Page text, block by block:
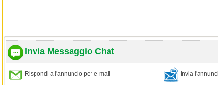
Invia Messaggio Chat
Rispondi all'annuncio per e-mail Invia